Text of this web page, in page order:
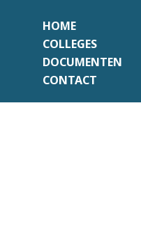
HOME
COLLEGES
DOCUMENTEN
CONTACT